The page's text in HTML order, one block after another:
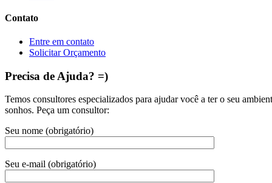
Contato
Entre em contato
Solicitar Orçamento
Precisa de Ajuda? =)
Temos consultores especializados para ajudar você a ter o seu
sonhos. Peça um consultor:
Seu nome (obrigatório)
Seu e-mail (obrigatório)